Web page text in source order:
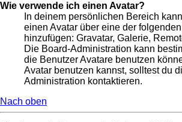
Wie verwende ich einen Avatar?
In deinem persönlichen Bereich
einen Avatar über eine der
hinzufügen: Gravatar, Galerie,
Die Board-Administration kann
die Benutzer Avatare benutzen
Avatar benutzen kannst, solltest du
Administration kontaktieren.
Nach oben